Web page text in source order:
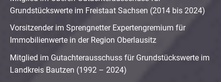
Grundstückswerte im Freistaat Sachsen (2014 bis 2024)
Vorsitzender im Sprengnetter Expertengremium für
Immobilienwerte in der Region Oberlausitz
Mitglied im Gutachterausschuss für Grundstückswerte im
Landkreis Bautzen (1992 – 2024)